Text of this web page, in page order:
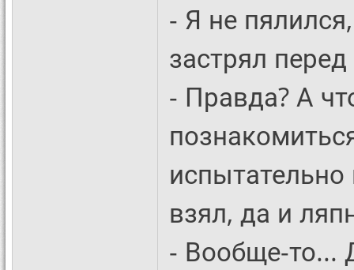
- Я не
застрял
- Правда? А
взял, да и
- Вообще-то...